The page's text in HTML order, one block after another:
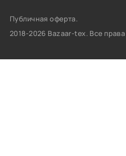
Публичная оферта.
2018-2026 Bazaar-tex. Все